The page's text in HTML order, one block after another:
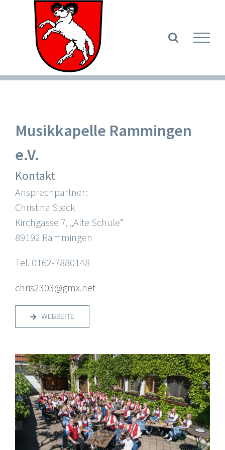
Musikkapelle Rammingen
e.V.
Kontakt
Ansprechpartner:
Christina Steck
Kirchgasse 7, „Alte Schule“
89192 Rammingen
Tel. 0162-7880148
chris2303@gmx.net
WEBSEITE